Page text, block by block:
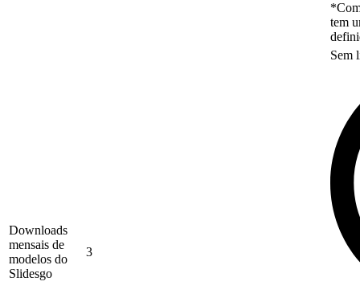
tem
Downloads
mensais de
modelos do
Slidesgo
3
Sem